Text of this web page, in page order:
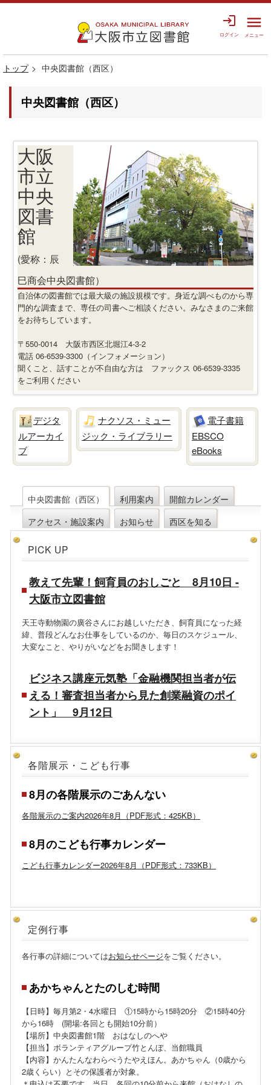
login
ログイン
menu
メニュー
トップ 中央図書館（西区）
中央図書館（西区）
大阪
市立
中央
図書
館
(愛称：辰
巳商会中央図書館）
自治体の図書館では最大級の施設規模です。身近な調べものから専
門的な調査まで、専任の司書へご相談ください。みなさまのご来館
をお待ちしています。
〒550-0014 大阪市西区北堀江4-3-2
電話 06-6539-3300（インフォメーション）
聞くこと、話すことが不自由な方は ファックス 06-6539-3335
をご利用ください
デジタ
ルアーカイ
ブ
ナクソス・ミュー
ジック・ライブラリー
電子書籍
EBSCO
eBooks
中央図書館（西区） 利用案内
開館カレンダー
アクセス・施設案内
お知らせ 西区を知る
PICK UP
教えて先輩！飼育員のおしごと 8月10日 -
大阪市立図書館
天王寺動物園の廣谷さんにお越しいただき、飼育員になった経
緯、普段どんなお仕事をしているのか、毎日のスケジュール、
大変なこと、やりがいなどをお聞きします！
ビジネス講座元気塾「金融機関担当者が伝
える！審査担当者から見た創業融資のポイ
ント」 9月12日
各階展示・こども行事
8月の各階展示のごあんない
各階展示のご案内2026年8月（PDF形式：425KB）
8月のこども行事カレンダー
こども行事カレンダー2026年8月（PDF形式：733KB）
定例行事
各行事の詳細についてはお知らせページをご覧ください。
あかちゃんとたのしむ時間
【日時】毎月第2・4水曜日 ①15時から15時20分 ②15時40分
から16時 (開場:各回とも開始10分前）
【場所】中央図書館1階 おはなしのへや
【担当】ボランティアグループ竹とんぼ、当館職員
【内容】かんたんなわらべうたやえほん。あかちゃん（0歳から
2歳くらい）とその保護者が対象。